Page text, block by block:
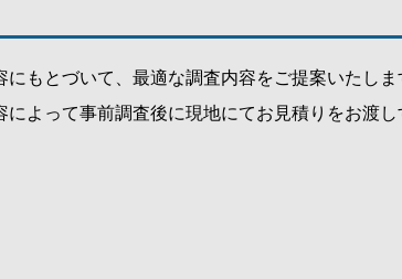
にもとづいて、最適な調査内容をご提案いたし
によって事前調査後に現地にてお見積りをお渡